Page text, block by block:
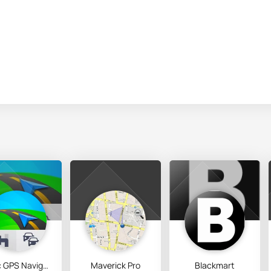
Sygic GPS Navigation & Maps Maverick Pro Blackmart